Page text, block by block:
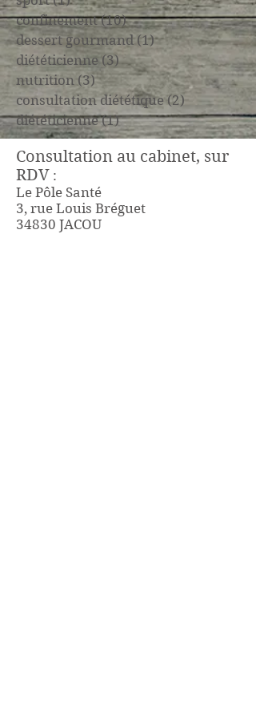
confinement (10)10 posts
dessert gourmand (1)1 post
diététicienne (3)3 posts
nutrition (3)3 posts
consultation diététique (2)2 posts
diététicienne (1)1 post
Consultation au cabinet, sur
RDV :
Le Pôle Santé
3, rue Louis Bréguet
34830 JACOU